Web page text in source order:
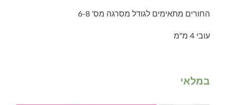
החורים מתאימים לגודל מסרגה מס' 6-8
עובי 4 מ"מ
במלאי